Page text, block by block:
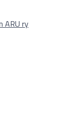
ARU ry